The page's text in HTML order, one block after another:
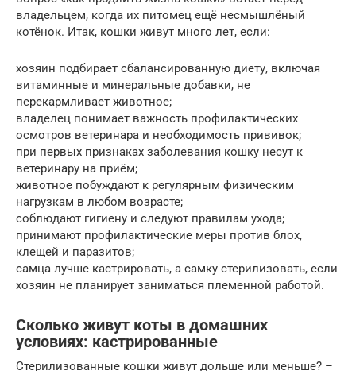
владельцем, когда их питомец ещё несмышлёный
котёнок. Итак, кошки живут много лет, если:
хозяин подбирает сбалансированную диету, включая
витаминные и минеральные добавки, не
перекармливает животное;
владелец понимает важность профилактических
осмотров ветеринара и необходимость прививок;
при первых признаках заболевания кошку несут к
ветеринару на приём;
животное побуждают к регулярным физическим
нагрузкам в любом возрасте;
соблюдают гигиену и следуют правилам ухода;
принимают профилактические меры против блох,
клещей и паразитов;
самца лучше кастрировать, а самку стерилизовать, если
хозяин не планирует заниматься племенной работой.
Сколько живут коты в домашних
условиях: кастрированные
Стерилизованные кошки живут дольше или меньше? –